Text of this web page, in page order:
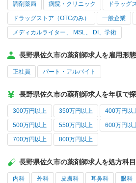
調剤薬局 病院・クリニック ドラッグ
ドラッグストア（OTCのみ） 一般企業
メディカルライター、 MSL、 DI、学術
長野県佐久市の薬剤師求人を雇用形
正社員 パート・アルバイト
長野県佐久市の薬剤師求人を年収で
300万円以上 350万円以上 400万円以
500万円以上 550万円以上 600万円以
700万円以上 800万円以上
長野県佐久市の薬剤師求人を処方科
内科 外科 皮膚科 耳鼻科 眼科